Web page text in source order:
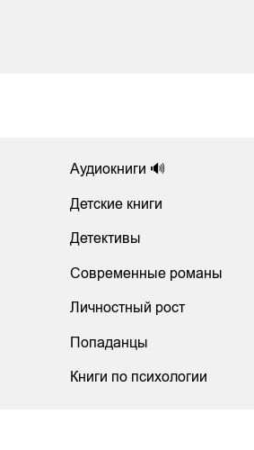
Аудиокниги 🔊
Детские книги
Детективы
Современные романы
Личностный рост
Попаданцы
Книги по психологии